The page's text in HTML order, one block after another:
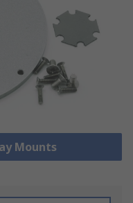
Mounts